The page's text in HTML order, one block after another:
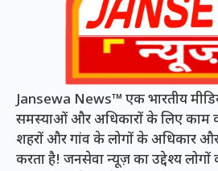
Jansewa News™ एक भारतीय
समस्याओं और अधिकारों के लिए काम
शहरों और गांव के लोगों के अधिकार
करता है! जनसेवा न्यूज़ का उद्देश्य लोगों